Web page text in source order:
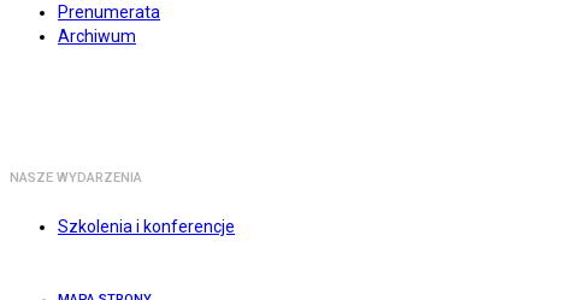
Prenumerata
Archiwum
NASZE WYDARZENIA
Szkolenia i konferencje